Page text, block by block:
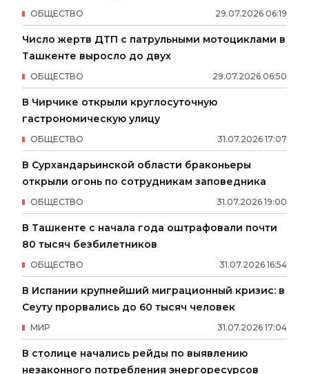
29.07.2026 06:19
ОБЩЕСТВО
Число жертв ДТП с патрульными мотоциклами в
Ташкенте выросло до двух
29.07.2026 06:50
ОБЩЕСТВО
В Чирчике открыли круглосуточную
гастрономическую улицу
31.07.2026 17:07
ОБЩЕСТВО
В Сурхандарьинской области браконьеры
открыли огонь по сотрудникам заповедника
31.07.2026 19:00
ОБЩЕСТВО
В Ташкенте с начала года оштрафовали почти
80 тысяч безбилетников
31.07.2026 16:54
ОБЩЕСТВО
В Испании крупнейший миграционный кризис: в
Сеуту прорвались до 60 тысяч человек
31.07.2026 17:04
МИР
В столице начались рейды по выявлению
незаконного потребления энергоресурсов